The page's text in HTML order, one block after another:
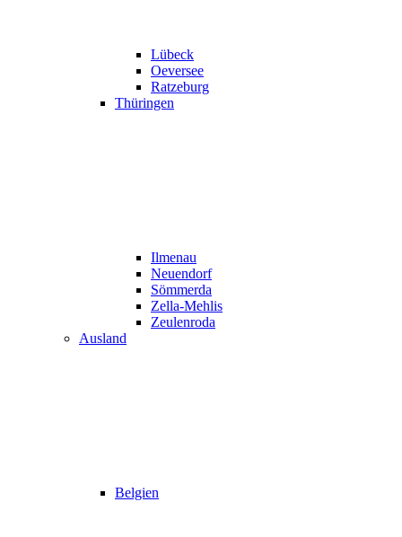
Lübeck
Oeversee
Ratzeburg
Thüringen
Ilmenau
Neuendorf
Sömmerda
Zella-Mehlis
Zeulenroda
Ausland
Belgien